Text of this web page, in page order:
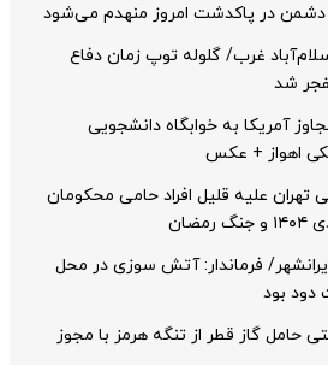
دشمن در پاکدشت امروز منهدم می‌شود
غرب/ گلوله توپ زمان دفاع
آمریکا به خوابگاه دانشجویی
اهواز + عکس
تهران علیه قلیل افراد حامی محکومان
فرماندار: آتش سوزی در محل
بود
حامل گاز قطر از تنگه هرمز با مجوز